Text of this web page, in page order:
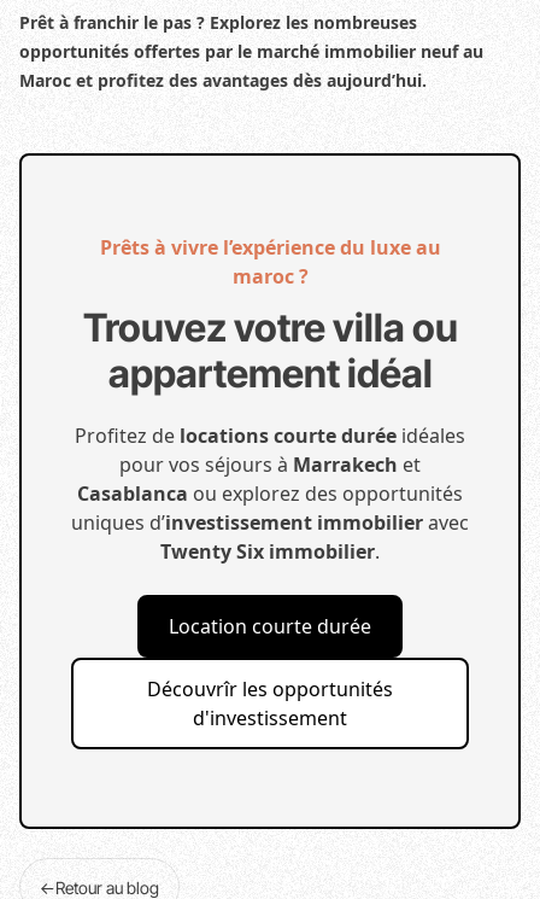
Prêt à franchir le pas ? Explorez les nombreuses
opportunités offertes par le marché immobilier neuf au
Maroc et profitez des avantages dès aujourd’hui.
Prêts à vivre l’expérience du luxe au
maroc ?
Trouvez votre villa ou
appartement idéal
Profitez de locations courte durée idéales
pour vos séjours à Marrakech et
Casablanca ou explorez des opportunités
uniques d’investissement immobilieravec
Twenty Six immobilier.
Location courte durée
Découvrîr les opportunités
d'investissement
←Retour au blog